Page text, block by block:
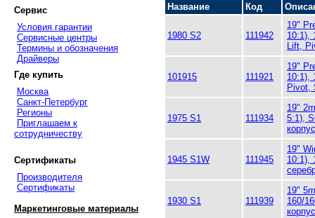
Сервис
Условия гарантии
Сервисные центры
Термины и обозначения
Драйверы
Где купить
Москва
Санкт-Петербург
Регионы
Приглашаем к
сотрудничеству
Сертификаты
Производителя
Сертификаты
Маркетинговые материалы
Название
Код
1980 S2 111942
19"
10:1),
Lift,
101915 111921
19"
10:1),
Pivot,
1975 S1 111934
19"
5:1),
корпус
1945 S1W 111945
19"
10:1),
1930 S1 111939
19"
160/
корпус